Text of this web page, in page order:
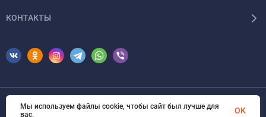
КОНТАКТЫ
© 2026 Erfolg Cosmetics. Все права защищены
Мы используем файлы cookie, чтобы сайт был лучше для
вас.
OK